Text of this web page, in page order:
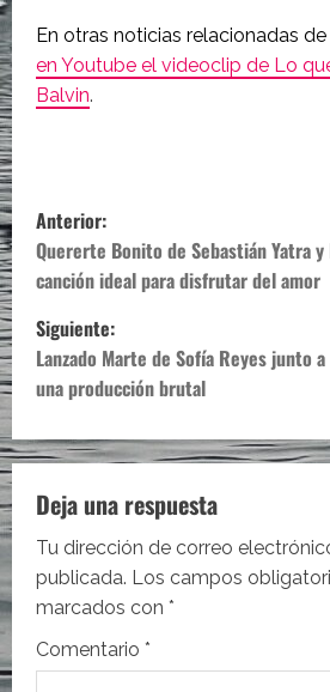
En otras noticias relacionadas de
en Youtube el videoclip de Lo
Balvin.
N
a
v
e
g
a
c
i
ó
n
Anterior:
Quererte Bonito de Sebastián Yatra y
canción ideal para disfrutar del amor
Siguiente:
Lanzado Marte de Sofía Reyes junto
una producción brutal
Deja una respuesta
Tu dirección de correo
publicada. Los campos
marcados con *
Comentario *